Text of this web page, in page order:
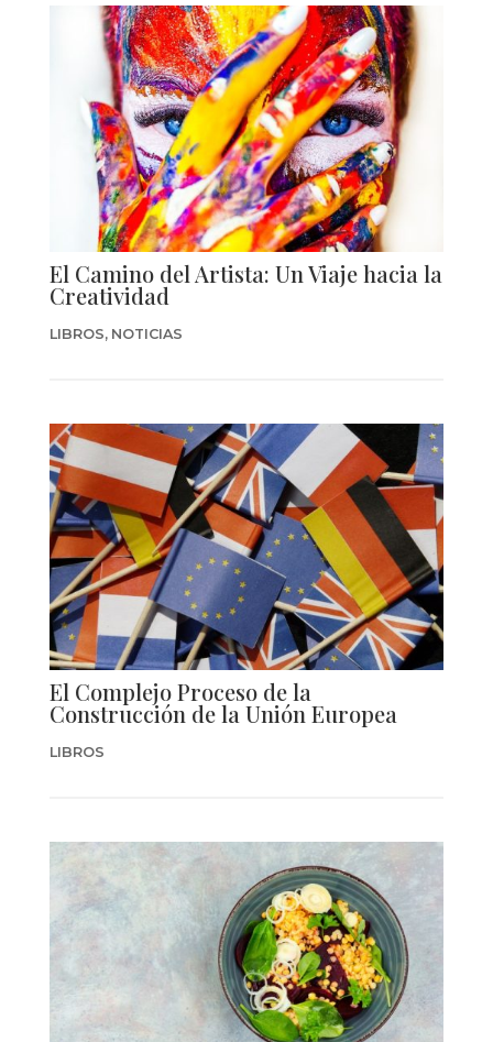
El Camino del Artista: Un Viaje hacia la
Creatividad
LIBROS, NOTICIAS
El Complejo Proceso de la
Construcción de la Unión Europea
LIBROS